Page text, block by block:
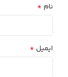
نام *
ایمیل *